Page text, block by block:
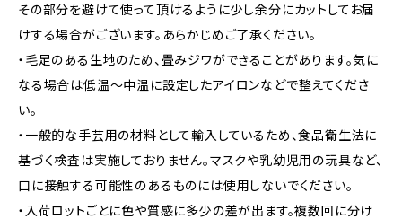
その部分を避けて使って頂けるように少し余分にカットしてお届
けする場合がございます。あらかじめご了承ください。
・毛足のある生地のため、畳みジワができることがあります。気に
なる場合は低温〜中温に設定したアイロンなどで整えてくださ
い。
・一般的な手芸用の材料として輸入しているため、食品衛生法に
基づく検査は実施しておりません。マスクや乳幼児用の玩具など、
口に接触する可能性のあるものには使用しないでください。
・入荷ロットごとに色や質感に多少の差が出ます。複数回に分け